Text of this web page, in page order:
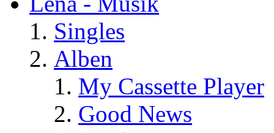
Singles
Alben
My Cassette Player
Good News